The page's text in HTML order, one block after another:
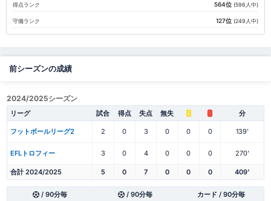
得点ランク
564位 (596人中)
守備ランク 127位 (249人中)
前シーズンの成績
2024/2025シーズン
リーグ 試合 得点 失点 無失 分
フットボールリーグ2 2 0 3 0 0 0 139'
EFLトロフィー 3 0 4 0 0 0 270'
合計 2024/2025 5 0 7 0 0 0 409'
/ 90分毎 / 90分毎 カード / 90分毎